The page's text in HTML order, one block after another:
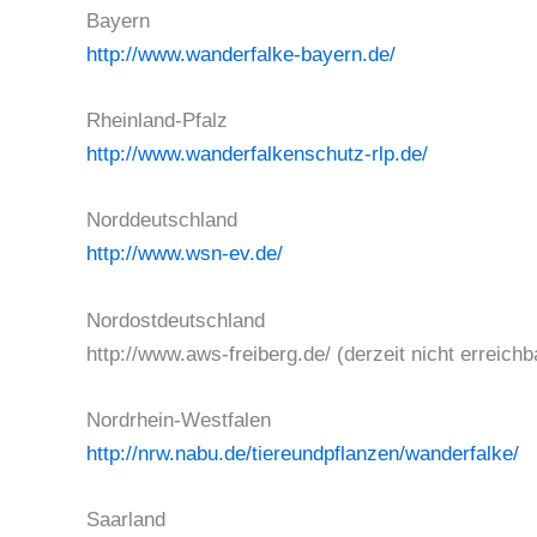
Bayern
http://www.wanderfalke-bayern.de/
Rheinland-Pfalz
http://www.wanderfalkenschutz-rlp.de/
Norddeutschland
http://www.wsn-ev.de/
Nordostdeutschland
http://www.aws-freiberg.de/ (derzeit nicht
Nordrhein-Westfalen
http://nrw.nabu.de/tiereundpflanzen/wanderfalke/
Saarland